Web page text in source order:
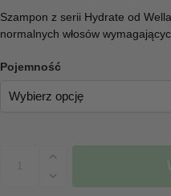
Szampon z serii Hydrate od
normalnych włosów
Pojemność